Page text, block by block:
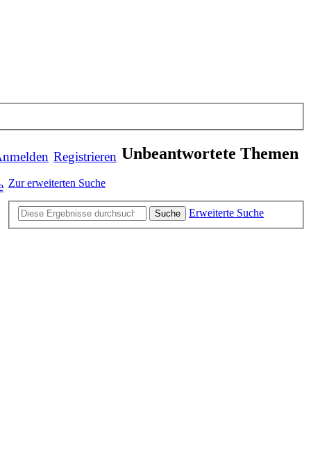
Registrieren Unbeantwortete Themen
Zur erweiterten Suche
Suche
Erweiterte Suche